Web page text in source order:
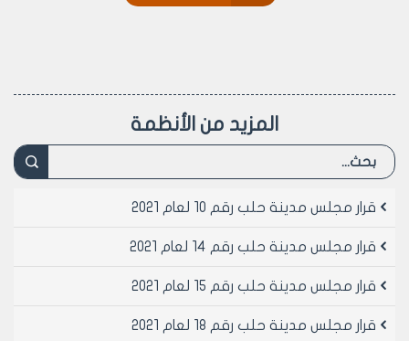
المزيد من الأنظمة
قرار مجلس مدينة حلب رقم 10 لعام 2021
قرار مجلس مدينة حلب رقم 14 لعام 2021
قرار مجلس مدينة حلب رقم 15 لعام 2021
قرار مجلس مدينة حلب رقم 18 لعام 2021